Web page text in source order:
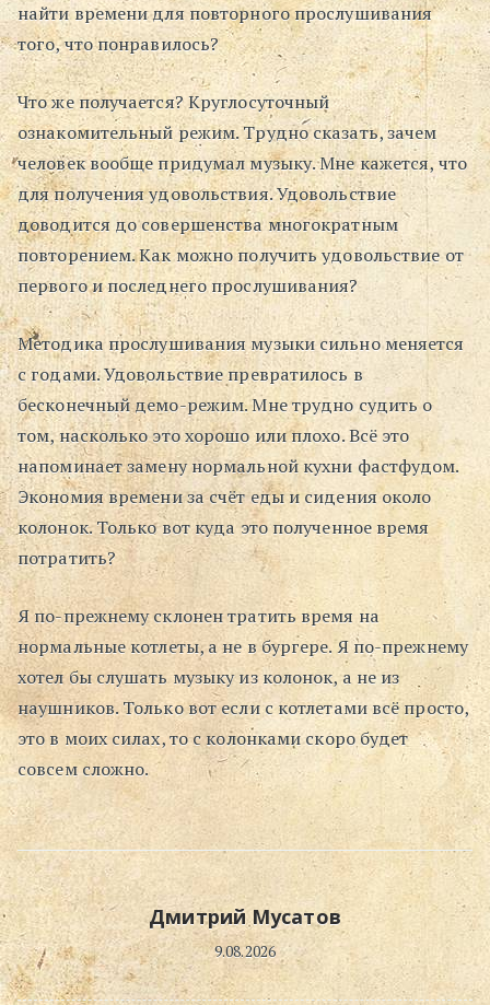
найти времени для повторного прослушивания
того, что понравилось?
Что же получается? Круглосуточный
ознакомительный режим. Трудно сказать, зачем
человек вообще придумал музыку. Мне кажется, что
для получения удовольствия. Удовольствие
доводится до совершенства многократным
повторением. Как можно получить удовольствие от
первого и последнего прослушивания?
Методика прослушивания музыки сильно меняется
с годами. Удовольствие превратилось в
бесконечный демо-режим. Мне трудно судить о
том, насколько это хорошо или плохо. Всё это
напоминает замену нормальной кухни фастфудом.
Экономия времени за счёт еды и сидения около
колонок. Только вот куда это полученное время
потратить?
Я по-прежнему склонен тратить время на
нормальные котлеты, а не в бургере. Я по-прежнему
хотел бы слушать музыку из колонок, а не из
наушников. Только вот если с котлетами всё просто,
это в моих силах, то с колонками скоро будет
совсем сложно.
Дмитрий Мусатов
9.08.2026